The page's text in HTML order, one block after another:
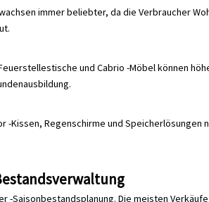
immer beliebter, da die Verbraucher
und Cabrio -Möbel können
-Kissen, Regenschirme und
-Saisonbestandsplanung. Die meisten